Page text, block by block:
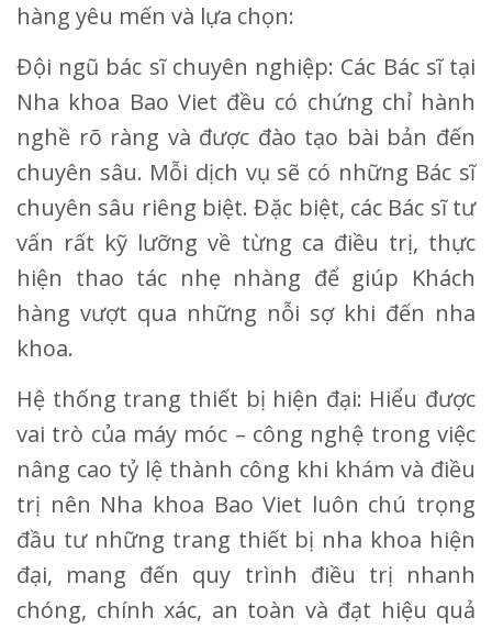
hàng yêu mến và lựa chọn:
Đội ngũ bác sĩ chuyên nghiệp: Các Bác sĩ tại
Nha khoa Bao Viet đều có chứng chỉ hành
nghề rõ ràng và được đào tạo bài bản đến
chuyên sâu. Mỗi dịch vụ sẽ có những Bác sĩ
chuyên sâu riêng biệt. Đặc biệt, các Bác sĩ tư
vấn rất kỹ lưỡng về từng ca điều trị, thực
hiện thao tác nhẹ nhàng để giúp Khách
hàng vượt qua những nỗi sợ khi đến nha
khoa.
Hệ thống trang thiết bị hiện đại: Hiểu được
vai trò của máy móc – công nghệ trong việc
nâng cao tỷ lệ thành công khi khám và điều
trị nên Nha khoa Bao Viet luôn chú trọng
đầu tư những trang thiết bị nha khoa hiện
đại, mang đến quy trình điều trị nhanh
chóng, chính xác, an toàn và đạt hiệu quả